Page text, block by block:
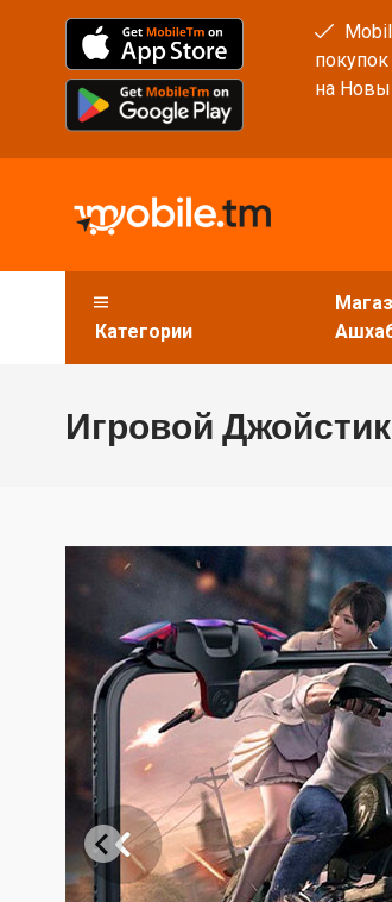
на
Категории
Игровой Джойстик